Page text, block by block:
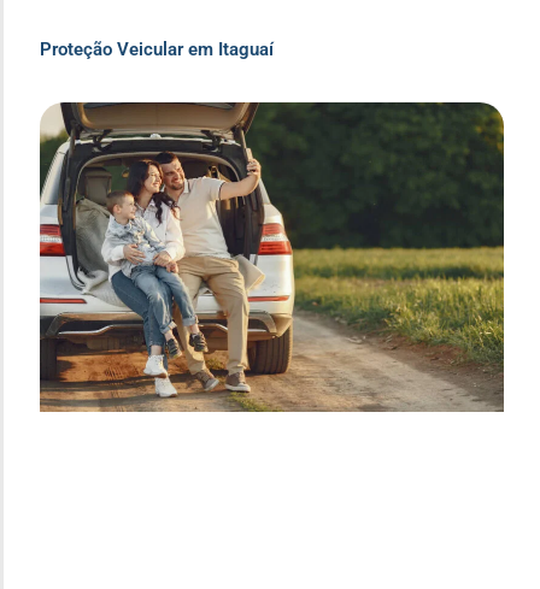
Proteção Veicular em Itaguaí